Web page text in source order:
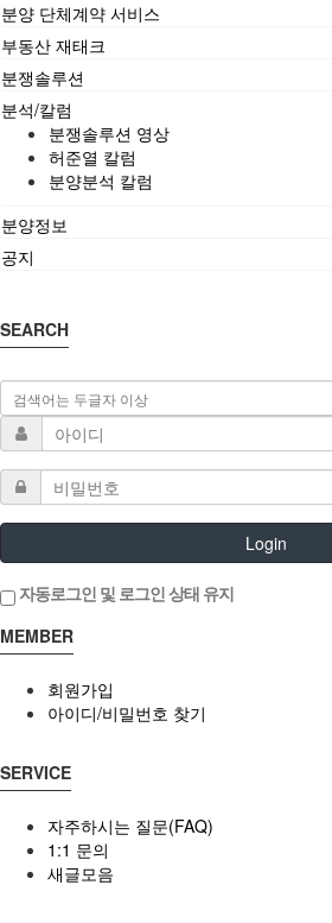
분양 단체계약 서비스
부동산 재태크
분쟁솔루션
분석/칼럼
분쟁솔루션 영상
허준열 칼럼
분양분석 칼럼
분양정보
공지
SEARCH
Login
자동로그인 및 로그인 상태 유지
MEMBER
회원가입
아이디/비밀번호 찾기
SERVICE
자주하시는 질문(FAQ)
1:1 문의
새글모음